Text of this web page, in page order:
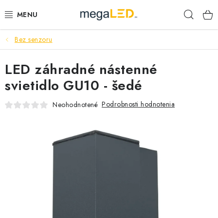
na
PRIEMYSEL
SVIETIDLÁ
ŽIAROVKY A TRUBICE
ELEKTROMATERIÁL
Bez senzoru
LED záhradné nástenné
svietidlo GU10 - šedé
Neohodnotené Podrobnosti hodnotenia